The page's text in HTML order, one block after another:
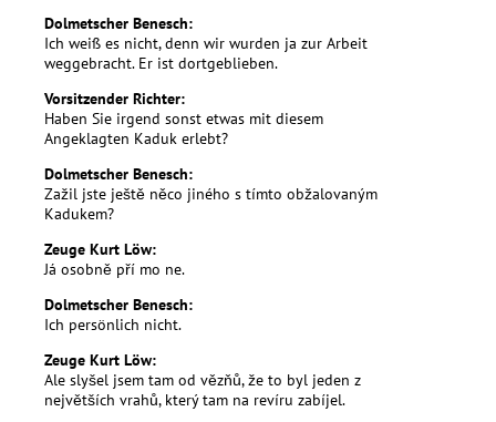
Dolmetscher Benesch:
Ich weiß es nicht, denn wir wurden ja zur Arbeit
weggebracht. Er ist dortgeblieben.
Vorsitzender Richter:
Haben Sie irgend sonst etwas mit diesem
Angeklagten Kaduk erlebt?
Dolmetscher Benesch:
Zažil jste ještě něco jiného s tímto obžalovaným
Kadukem?
Zeuge Kurt Löw:
Já osobně pří mo ne.
Dolmetscher Benesch:
Ich persönlich nicht.
Zeuge Kurt Löw:
Ale slyšel jsem tam od vězňů, že to byl jeden z
největších vrahů, který tam na revíru zabíjel.